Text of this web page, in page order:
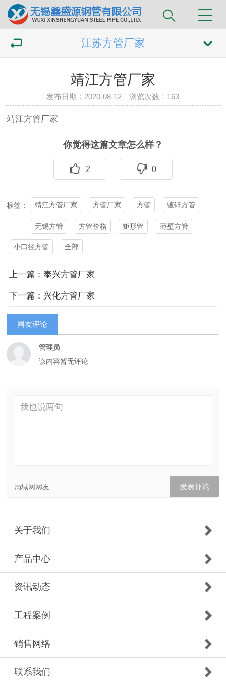
江苏方管厂家
靖江方管厂家
发布日期：2020-08-12 浏览次数： 163
靖江方管厂家
你觉得这篇文章怎么样？
2 0
标签： 靖江方管厂家 方管厂家 方管 镀锌方管
无锡方管 方管价格 矩形管 薄壁方管
小口径方管 全部
上一篇：泰兴方管厂家
下一篇：兴化方管厂家
网友评论
管理员
该内容暂无评论
局域网网友
关于我们
产品中心
资讯动态
工程案例
销售网络
联系我们